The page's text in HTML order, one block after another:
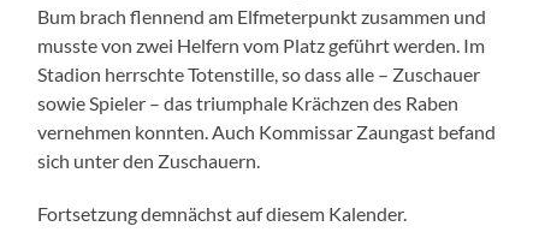
Bum brach flennend am Elfmeterpunkt zusammen und
musste von zwei Helfern vom Platz geführt werden. Im
Stadion herrschte Totenstille, so dass alle – Zuschauer
sowie Spieler – das triumphale Krächzen des Raben
vernehmen konnten. Auch Kommissar Zaungast befand
sich unter den Zuschauern.
Fortsetzung demnächst auf diesem Kalender.